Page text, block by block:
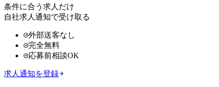
条件に合う求人だけ
自社求人通知で受け取る
外部送客なし
完全無料
応募前相談OK
求人通知を登録